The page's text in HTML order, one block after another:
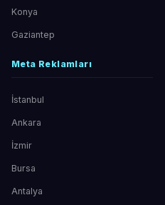
Konya
Gaziantep
Meta Reklamları
İstanbul
Ankara
İzmir
Bursa
Antalya